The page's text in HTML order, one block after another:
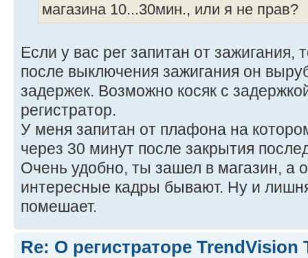
магазина 10...30мин., или я не прав?
Если у вас рег запитан от зажигания,
после выключения зажигания он
задержек. Возможно косяк с
регистратор.
У меня запитан от плафона на
через 30 минут после закрытия
Очень удобно, ты зашел в магазин, а
интересные кадры бывают. Ну и
помешает.
Re: О регистраторе TrendVision